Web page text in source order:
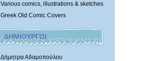
Various comics, illustrations & sketches
Greek Old Comic Covers
ΔΗΜΙΟΥΡΓΟΙ
Δήμητρα Αδαμοπούλου